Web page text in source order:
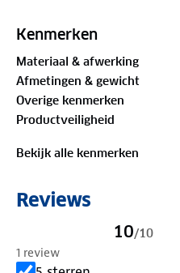
Kenmerken
Materiaal & afwerking
Afmetingen & gewicht
Overige kenmerken
Productveiligheid
Bekijk alle kenmerken
Reviews
10/10
1 review